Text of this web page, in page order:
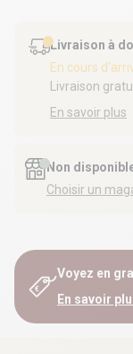
Livraison à
En cours
Livraison
En savoir plus
Non
Choisir un
Voyez en
En savoir